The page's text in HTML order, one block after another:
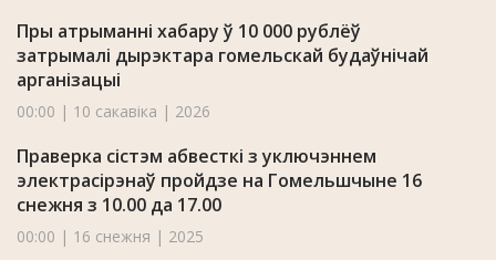
Пры атрыманні хабару ў 10 000 рублёў
затрымалі дырэктара гомельскай будаўнічай
арганізацыі
00:00 | 10 сакавіка | 2026
Праверка сістэм абвесткі з уключэннем
электрасірэнаў пройдзе на Гомельшчыне 16
снежня з 10.00 да 17.00
00:00 | 16 снежня | 2025